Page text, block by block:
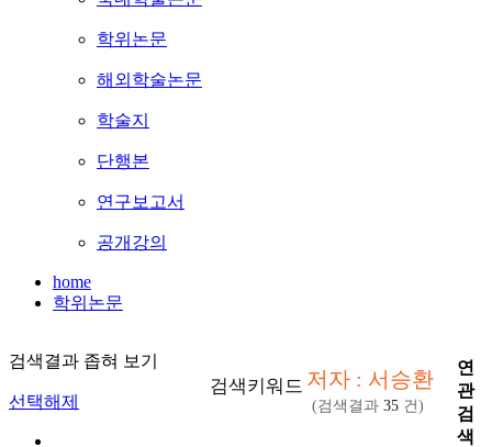
학위논문
해외학술논문
학술지
단행본
연구보고서
공개강의
home
학위논문
검색결과 좁혀 보기
선택해제
검색키워드 저자 : 서승환
(검색결과 35 건)
연
관
검
색